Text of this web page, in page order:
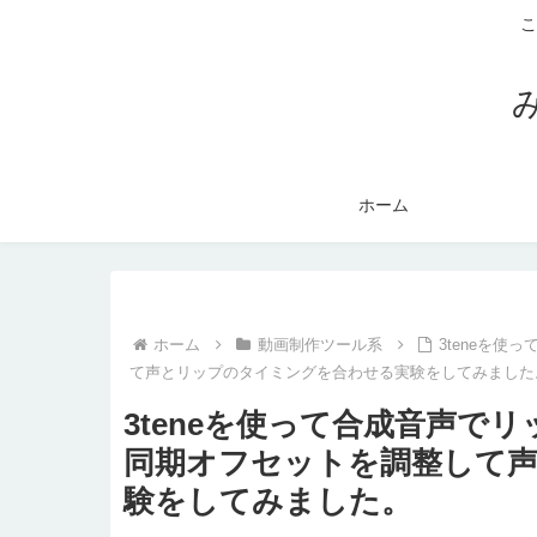
ホーム
ホーム 動画制作ツール系
3teneを使っ
て声とリップのタイミングを合わせる実験をしてみまし
3teneを使って合成音声で
同期オフセットを調整して
験をしてみました。